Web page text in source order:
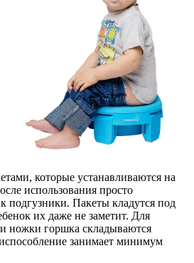
которые устанавливаются на
использования просто
подгузники. Пакеты кладутся под
их даже не заметит. Для
ножки горшка складываются
занимает минимум